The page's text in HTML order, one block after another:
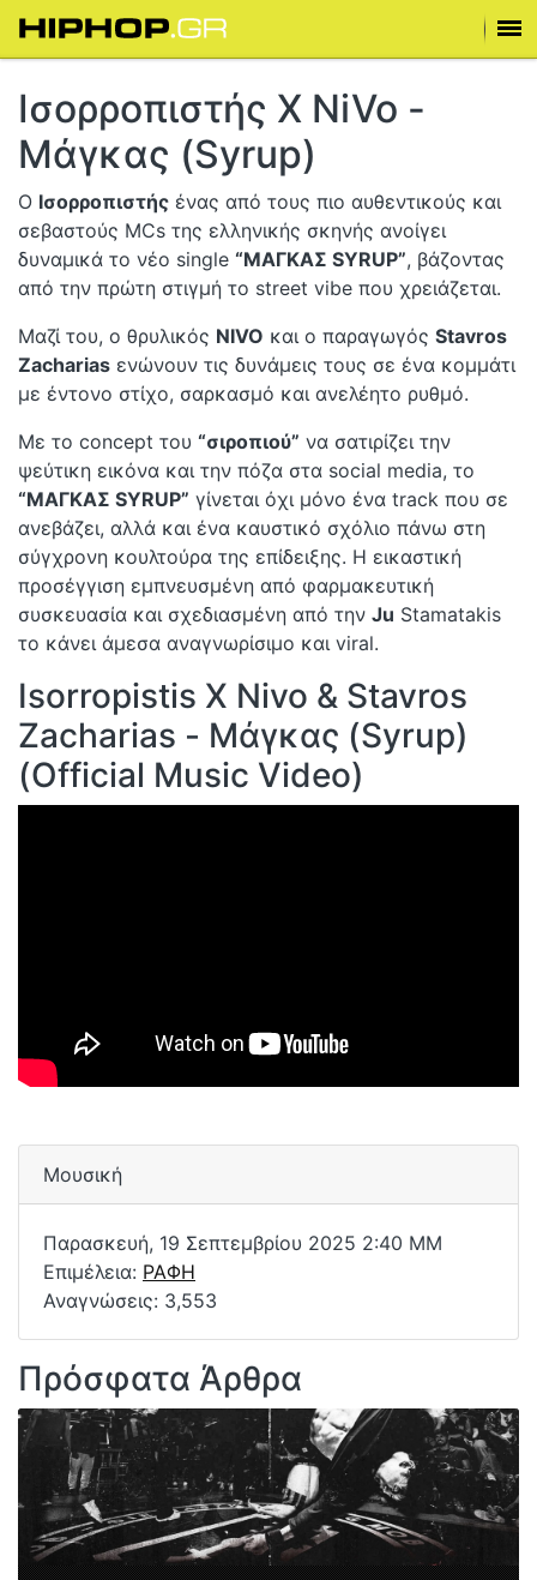
Ισορροπιστής Χ NiVo -
Μάγκας (Syrup)
Ο Ισορροπιστής ένας από τους πιο αυθεντικούς και
σεβαστούς MCs της ελληνικής σκηνής ανοίγει
δυναμικά το νέο single “ΜΑΓΚΑΣ SYRUP”, βάζοντας
από την πρώτη στιγμή το street vibe που χρειάζεται.
Μαζί του, ο θρυλικός NIVO και ο παραγωγός Stavros
Zacharias ενώνουν τις δυνάμεις τους σε ένα κομμάτι
με έντονο στίχο, σαρκασμό και ανελέητο ρυθμό.
Με το concept του “σιροπιού” να σατιρίζει την
ψεύτικη εικόνα και την πόζα στα social media, το
“ΜΑΓΚΑΣ SYRUP” γίνεται όχι μόνο ένα track που σε
ανεβάζει, αλλά και ένα καυστικό σχόλιο πάνω στη
σύγχρονη κουλτούρα της επίδειξης. Η εικαστική
προσέγγιση εμπνευσμένη από φαρμακευτική
συσκευασία και σχεδιασμένη από την Ju Stamatakis
το κάνει άμεσα αναγνωρίσιμο και viral.
Isorropistis Χ Nivo & Stavros
Zacharias - Μάγκας (Syrup)
(Official Music Video)
Μουσική
Παρασκευή, 19 Σεπτεμβρίου 2025 2:40 ΜΜ
Επιμέλεια: ΡΑΦΗ
Αναγνώσεις: 3,553
Πρόσφατα Άρθρα